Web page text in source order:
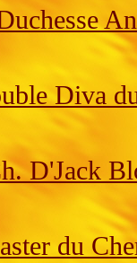
Diva
D'Jack
du